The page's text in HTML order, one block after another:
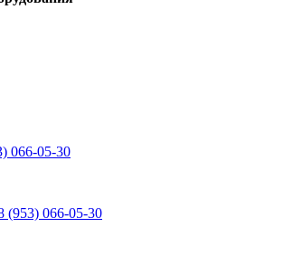
066-05-30
(953) 066-05-30